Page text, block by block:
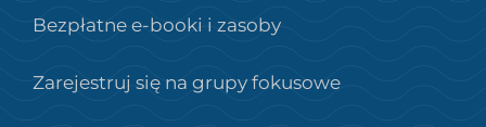
Bezpłatne e-booki i zasoby
Zarejestruj się na grupy fokusowe